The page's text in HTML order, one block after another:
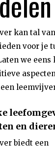
kan tal van
voor je
we eens
en
biedt een